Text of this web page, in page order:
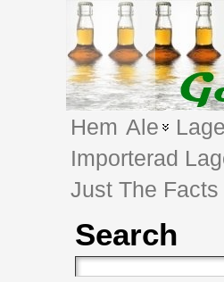
Hem Ale
Importerad
Just The Facts
Search